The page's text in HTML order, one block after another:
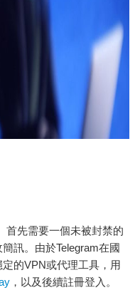
首先需要一個未被封禁的
訊。由於Telegram在國
的VPN或代理工具，用
，以及後續註冊登入。